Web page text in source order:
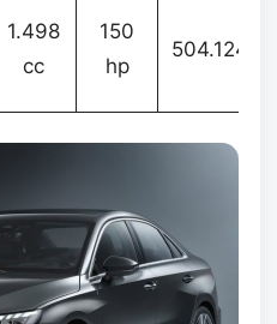
1.498
cc
150
hp
504.124